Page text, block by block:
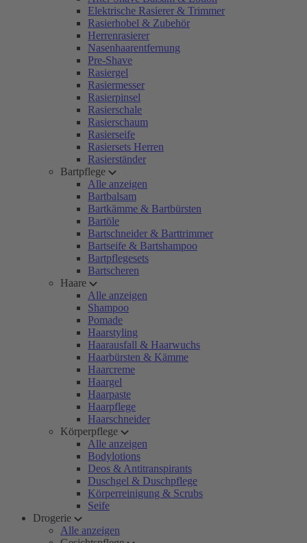
Elektrische Rasierer & Trimmer
Rasierhobel & Zubehör
Herrenrasierer
Nasenhaarentfernung
Pre-Shave
Rasiergel
Rasiermesser
Rasierpinsel
Rasierschale
Rasierschaum
Rasierseife
Rasiersets Herren
Rasierständer
Bartpflege
Alle anzeigen
Bartbalsam
Bartkämme & Bartbürsten
Bartöle
Bartschneider & Barttrimmer
Bartseife & Bartshampoo
Bartpflegesets
Bartscheren
Haare
Alle anzeigen
Shampoo
Pomade
Haarstyling
Haarausfall & Haarwuchs
Haarbürsten & Kämme
Haarcreme
Haargel
Haarpaste
Haarpflege
Haarschneider
Körperpflege
Alle anzeigen
Bodylotions
Deos & Antitranspirants
Duschgel & Duschpflege
Körperreinigung & Scrubs
Seife
Drogerie
Alle anzeigen